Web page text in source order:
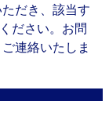
だき、該当す
ださい。お問
連絡いたしま